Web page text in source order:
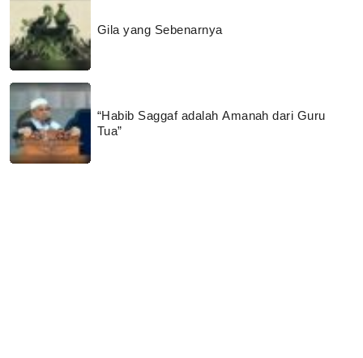
Gila yang Sebenarnya
“Habib Saggaf adalah Amanah dari Guru
Tua”